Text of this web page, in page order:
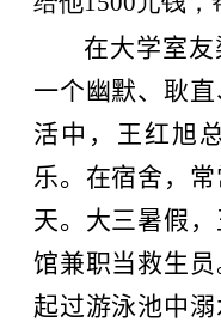
在大学室
一个幽默、耿
活中，王红旭
乐。在宿舍，
天。大三暑假
馆兼职当救生
起过游泳池中